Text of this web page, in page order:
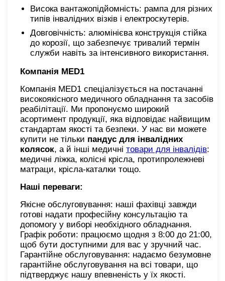
Висока вантажопідйомність: рампа для різних
типів інвалідних візків і електроскутерів.
Довговічність: алюмінієва конструкція стійка
до корозії, що забезпечує тривалий термін
служби навіть за інтенсивного використання.
Компанія MED1
Компанія MED1 спеціалізується на постачанні
високоякісного медичного обладнання та засобів
реабілітації. Ми пропонуємо широкий
асортимент продукції, яка відповідає найвищим
стандартам якості та безпеки. У нас ви можете
купити не тільки пандус для інвалідних
колясок, а й інші медичні товари для інвалідів:
медичні ліжка, колісні крісла, протипролежневі
матраци, крісла-каталки тощо.
Наші переваги:
Якісне обслуговування: наші фахівці завжди
готові надати професійну консультацію та
допомогу у виборі необхідного обладнання.
Графік роботи: працюємо щодня з 8:00 до 21:00,
щоб бути доступними для вас у зручний час.
Гарантійне обслуговування: надаємо безумовне
гарантійне обслуговування на всі товари, що
підтверджує нашу впевненість у їх якості.